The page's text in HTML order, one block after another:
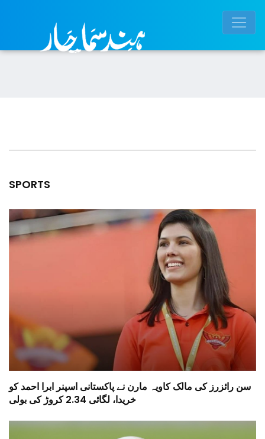
SPORTS
سن رائزرز کی مالک کاویہ مارن نے پاکستانی اسپنر ابرا احمد کو
خریدا، لگائی 2.34 کروڑ کی بولی